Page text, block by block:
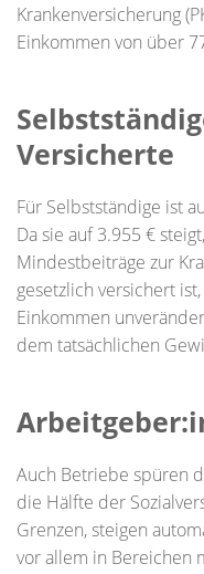
Krankenversicherung
Einkommen von über
Versicherte
Für Selbstständige ist
Da sie auf 3.955 €
Mindestbeiträge zur
gesetzlich versichert
Einkommen
dem tatsächlichen
Auch Betriebe spüren
die Hälfte der
Grenzen, steigen
vor allem in Bereichen